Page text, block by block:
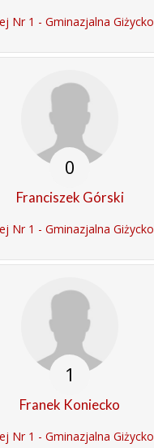
Nr 1 - Gminazjalna Giżycko
0
Franciszek Górski
Nr 1 - Gminazjalna Giżycko
1
Franek Koniecko
Nr 1 - Gminazjalna Giżycko